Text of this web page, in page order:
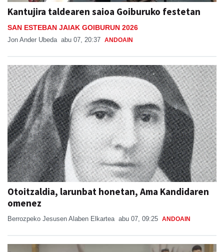
Kantujira taldearen saioa Goiburuko festetan
SAN ESTEBAN JAIAK GOIBURUN 2026
Jon Ander Ubeda abu 07, 20:37 ANDOAIN
Otoitzaldia, larunbat honetan, Ama Kandidaren
omenez
Berrozpeko Jesusen Alaben Elkartea abu 07, 09:25 ANDOAIN